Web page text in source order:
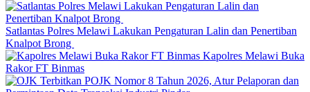
Satlantas Polres Melawi Lakukan Pengaturan Lalin dan Penertiban
Knalpot Brong
Kapolres Melawi Buka
Rakor FT Binmas